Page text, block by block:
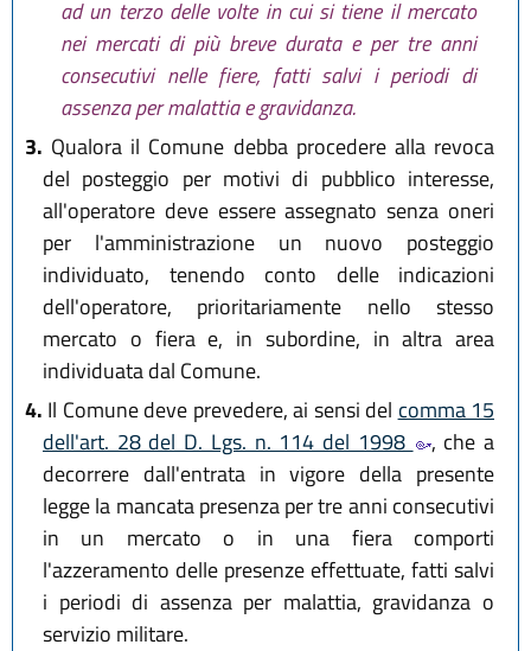
ad un terzo delle volte in cui si tiene il mercato
nei mercati di più breve durata e per tre anni
consecutivi nelle fiere, fatti salvi i periodi di
assenza per malattia e gravidanza.
3. Qualora il Comune debba procedere alla revoca
del posteggio per motivi di pubblico interesse,
all'operatore deve essere assegnato senza oneri
per l'amministrazione un nuovo posteggio
individuato, tenendo conto delle indicazioni
dell'operatore, prioritariamente nello stesso
mercato o fiera e, in subordine, in altra area
individuata dal Comune.
4. Il Comune deve prevedere, ai sensi del comma 15
dell'art. 28 del D. Lgs. n. 114 del 1998
, che a
decorrere dall'entrata in vigore della presente
legge la mancata presenza per tre anni consecutivi
in un mercato o in una fiera comporti
l'azzeramento delle presenze effettuate, fatti salvi
i periodi di assenza per malattia, gravidanza o
servizio militare.